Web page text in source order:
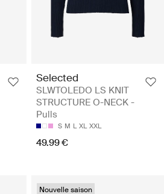
Selected
SLWTOLEDO LS KNIT
STRUCTURE O-NECK -
Pulls
S M L XL XXL
49.99 €
Nouvelle saison